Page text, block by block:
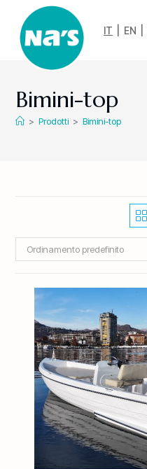
IT EN
Bimini-top
> Prodotti > Bimini-top
Ordinamento predefinito